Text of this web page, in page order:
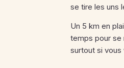
se tire les uns
Un 5 km en
temps pour se
surtout si vous